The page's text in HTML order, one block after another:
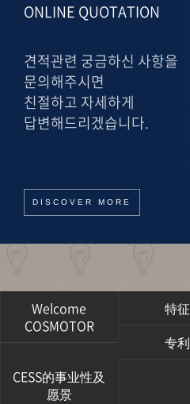
ONLINE QUOTATION
견적관련 궁금하신 사항을
문의해주시면
친절하고 자세하게
답변해드리겠습니다.
DISCOVER MORE
Welcome
COSMOTOR
特征
专利
CESS的事业性及
愿景